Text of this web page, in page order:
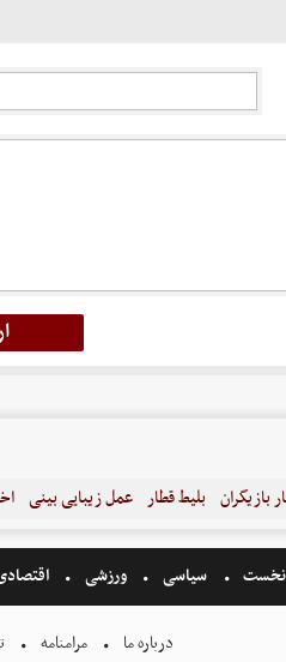
بازیگران بلیط قطار عمل زیبایی بینی
سیاسی ورزشی
درباره ما مرامنامه